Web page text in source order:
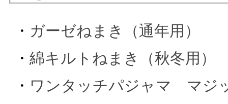
・ ガーゼねまき（通年用）
・ 綿キルトねまき（秋冬用）
・ ワンタッチパジャマ マジ